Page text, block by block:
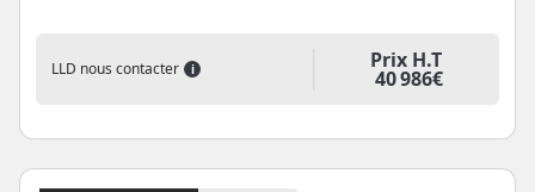
LLD nous contacter i Prix H.T
40 986€